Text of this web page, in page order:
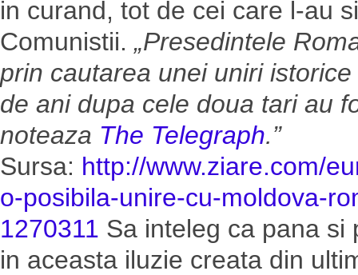
in curand, tot de cei care l-au
Comunistii. „Presedintele
prin cautarea unei uniri
de ani dupa cele doua tari au
noteaza The Telegraph.”
Sursa: http://www.ziare.com/
o-posibila-unire-cu-moldova-
1270311 Sa inteleg ca pana si
in aceasta iluzie creata din